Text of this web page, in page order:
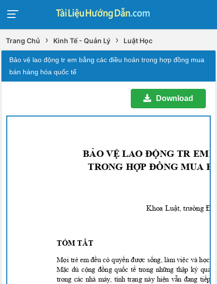
Trang Chủ › Kinh Tế - Quản Lý › Luật Học
Bảo vệ lao động tr em bằng các điều hoản trong hợp đồng mua
bán hàng hóa quốc tế
Download
BẢO VỆ LAO ĐỘNG TR EM
TRONG HỢP ĐỒNG MUA
Khoa Luật, trường Đ
TÓM TẮT
Mọi trẻ em đều có quyền được sống, làm việc và học t
Mặc dù cộng đồng quốc tế trong những thập kỷ
trong các nhà máy, tình trạng này hiện vẫn đang